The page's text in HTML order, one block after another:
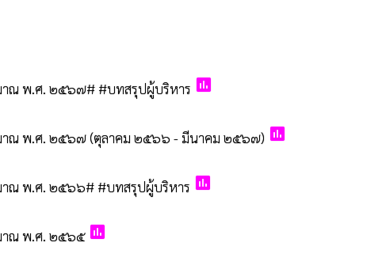
าณ พ.ศ. ๒๕๖๗# #บทสรุปผู้บริหาร poll
าณ พ.ศ. ๒๕๖๗ (ตุลาคม ๒๕๖๖ - มีนาคม ๒๕๖๗) poll
าณ พ.ศ. ๒๕๖๖# #บทสรุปผู้บริหาร poll
าณ พ.ศ. ๒๕๖๕ poll